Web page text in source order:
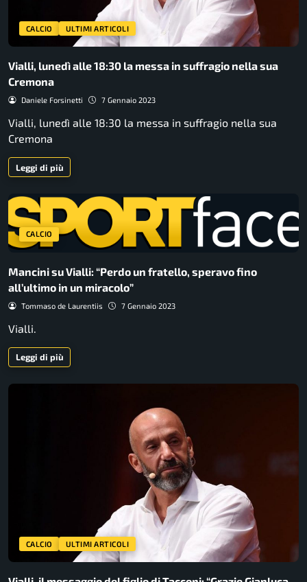
CALCIO ULTIMI ARTICOLI
Vialli, lunedì alle 18:30 la messa in suffragio nella sua
Cremona
Daniele Forsinetti 7 Gennaio 2023
Vialli, lunedì alle 18:30 la messa in suffragio nella sua
Cremona
Leggi di più
CALCIO
Mancini su Vialli: “Perdo un fratello, speravo fino
all’ultimo in un miracolo”
Tommaso de Laurentiis 7 Gennaio 2023
Vialli.
Leggi di più
CALCIO ULTIMI ARTICOLI